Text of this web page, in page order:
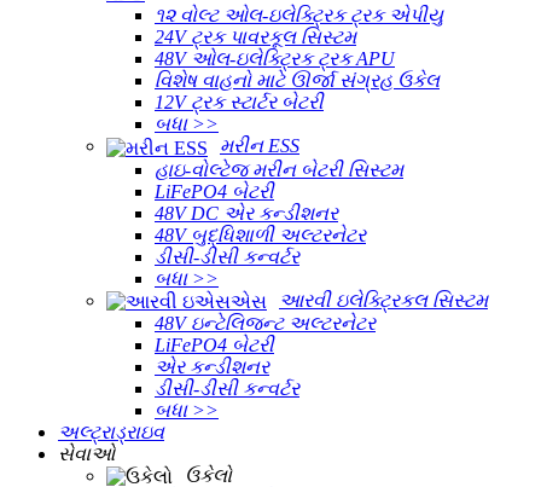
૧૨ વોલ્ટ ઓલ-ઇલેક્ટ્રિક ટ્રક એપીયુ
24V ટ્રક પાવરકૂલ સિસ્ટમ
48V ઓલ-ઇલેક્ટ્રિક ટ્રક APU
વિશેષ વાહનો માટે ઊર્જા સંગ્રહ ઉકેલ
12V ટ્રક સ્ટાર્ટર બેટરી
બધા >>
મરીન ESS
હાઇ-વોલ્ટેજ મરીન બેટરી સિસ્ટમ
LiFePO4 બેટરી
48V DC એર કન્ડીશનર
48V બુદ્ધિશાળી અલ્ટરનેટર
ડીસી-ડીસી કન્વર્ટર
બધા >>
આરવી ઇલેક્ટ્રિકલ સિસ્ટમ
48V ઇન્ટેલિજન્ટ અલ્ટરનેટર
LiFePO4 બેટરી
એર કન્ડીશનર
ડીસી-ડીસી કન્વર્ટર
બધા >>
અલ્ટ્રાડ્રાઇવ
સેવાઓ
ઉકેલો